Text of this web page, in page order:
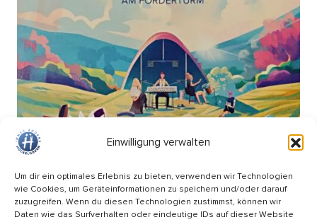
Einwilligung verwalten
Um dir ein optimales Erlebnis zu bieten, verwenden wir Technologien
wie Cookies, um Geräteinformationen zu speichern und/oder darauf
zuzugreifen. Wenn du diesen Technologien zustimmst, können wir
Daten wie das Surfverhalten oder eindeutige IDs auf dieser Website